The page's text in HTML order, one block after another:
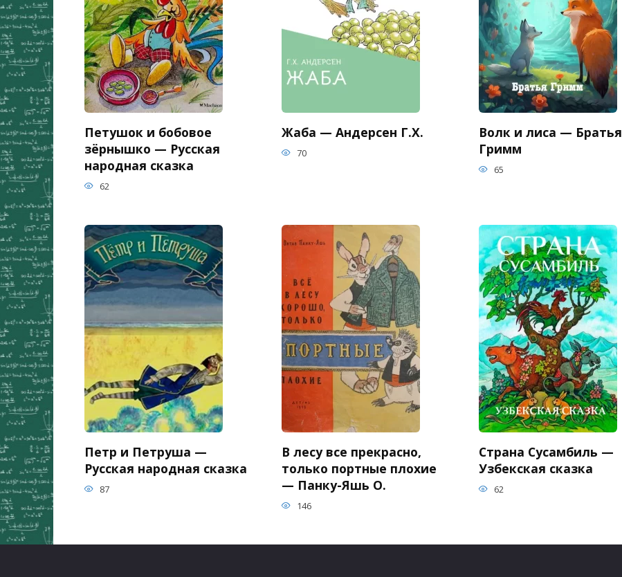
Петушок и бобовое
зёрнышко — Русская
народная сказка
62
Жаба — Андерсен Г.Х.
70
Волк и лиса — Братья
Гримм
65
Петр и Петруша —
Русская народная сказка
87
В лесу все прекрасно,
только портные плохие
— Панку-Яшь О.
146
Страна Сусамбиль —
Узбекская сказка
62